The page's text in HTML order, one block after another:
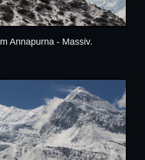
Annapurna - Massiv.